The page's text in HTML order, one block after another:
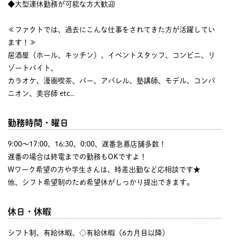
◆大型連休勤務が可能な方大歓迎
≪ファクトでは、過去にこんな仕事をされてきた方が活躍してい
ます！≫
居酒屋（ホール、キッチン）、イベントスタッフ、コンビニ、リ
ゾートバイト、
カラオケ、漫画喫茶、バー、アパレル、塾講師、モデル、コンパ
ニオン、美容師 etc..
勤務時間・曜日
9:00〜17:00、16:30、0:00、遅番急募店舗多数！
遅番の場合は終電までの勤務もOKですよ！
Wワーク希望の方や学生さんは、時差出勤など応相談です★
他、シフト希望制のため希望休がしっかり提出できます。
休日・休暇
シフト制、有給休暇、◇有給休暇（6カ月目以降）